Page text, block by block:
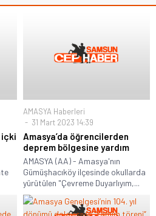
içki
AMASYA Haberleri
31 Mart 2023 14:39
Amasya’da öğrencilerden
deprem bölgesine yardım
AMASYA (AA) - Amasya'nın
Gümüşhacıköy ilçesinde okullarda
yürütülen "Çevreme Duyarlıyım,...